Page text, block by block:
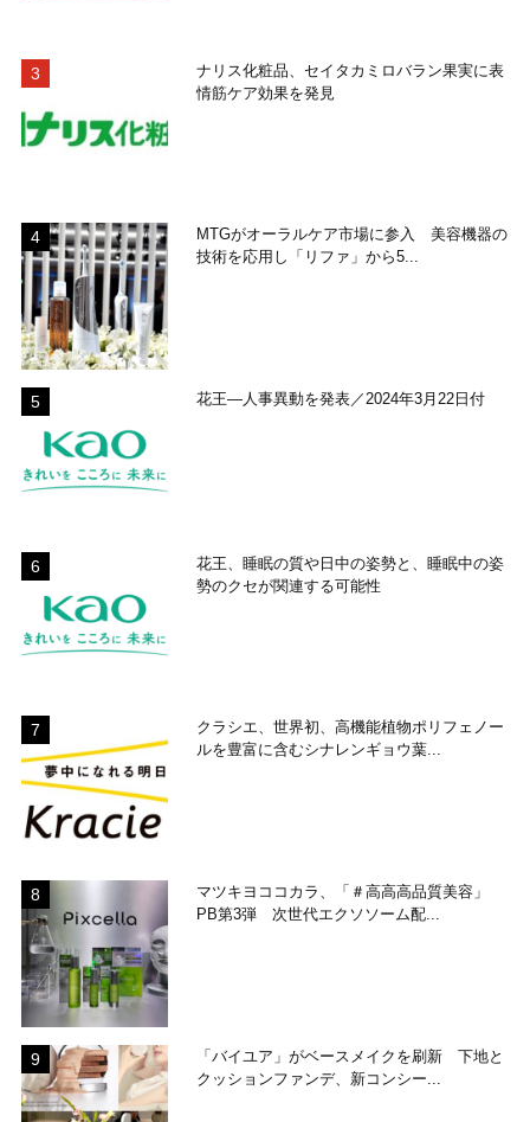
ナリス化粧品、セイタカミロバラン果実に表
情筋ケア効果を発見
MTGがオーラルケア市場に参入 美容機器の
技術を応用し「リファ」から5...
花王―人事異動を発表／2024年3月22日付
花王、睡眠の質や日中の姿勢と、睡眠中の姿
勢のクセが関連する可能性
クラシエ、世界初、高機能植物ポリフェノー
ルを豊富に含むシナレンギョウ葉...
マツキヨココカラ、「＃高高高品質美容」
PB第3弾 次世代エクソソーム配...
「バイユア」がベースメイクを刷新 下地と
クッションファンデ、新コンシー...